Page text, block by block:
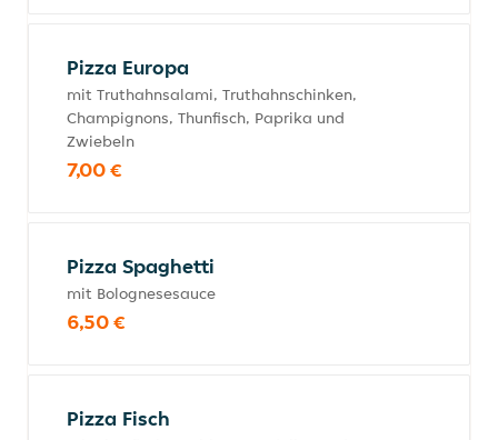
Pizza Europa
mit Truthahnsalami, Truthahnschinken,
Champignons, Thunfisch, Paprika und
Zwiebeln
7,00 €
Pizza Spaghetti
mit Bolognesesauce
6,50 €
Pizza Fisch